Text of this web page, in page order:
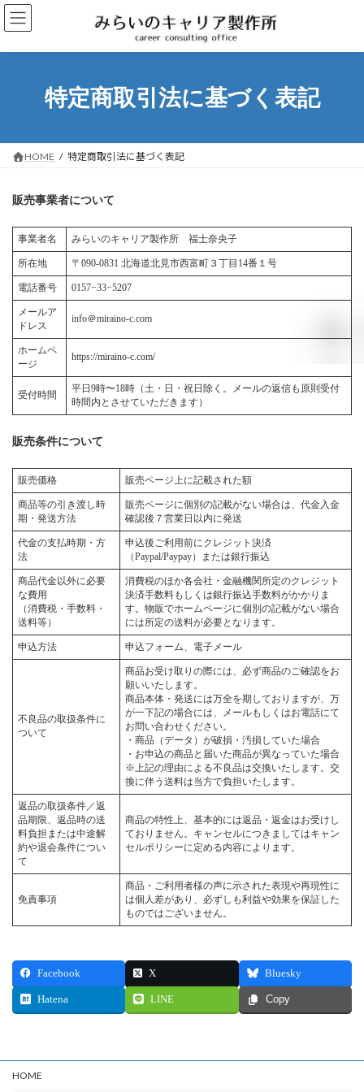
コ
ン
ン
ナ
ビ
ー
特定商取引法に基づく表記
HOME 特定商取引法に基づく表記
販売事業者について
事業者名 みらいのキャリア製作所 福士奈央子
所在地 〒090-0831 北海道北見市西富町３丁目14番１号
電話番号 0157−33−5207
メールア
ドレス
info＠miraino-c.com
ホームペ
ージ
https://miraino-c.com/
受付時間
平日9時〜18時（土・日・祝日除く。メールの返信も原則受付
時間内とさせていただきます）
販売条件について
販売価格 販売ページ上に記載された額
商品等の引き渡し時
期・発送方法
販売ページに個別の記載がない場合は、代金入金
確認後７営業日以内に発送
代金の支払時期・方
法
申込後ご利用前にクレジット決済
（Paypal/Paypay）または銀行振込
商品代金以外に必要
な費用
（消費税・手数料・
送料等）
消費税のほか各会社・金融機関所定のクレジット
決済手数料もしくは銀行振込手数料がかかりま
す。物販でホームページに個別の記載がない場合
には所定の送料が必要となります。
申込方法 申込フォーム、電子メール
不良品の取扱条件に
ついて
商品お受け取りの際には、必ず商品のご確認をお
願いいたします。
商品本体・発送には万全を期しておりますが、万
が一下記の場合には、メールもしくはお電話にて
お問い合わせください。
・商品（データ）が破損・汚損していた場合
・お申込の商品と届いた商品が異なっていた場合
※上記の理由による不良品は交換いたします。交
換に伴う送料は当方で負担いたします。
返品の取扱条件／返
品期限、返品時の送
料負担または中途解
約や退会条件につい
て
商品の特性上、基本的には返品・返金はお受けし
ておりません。キャンセルにつきましてはキャン
セルポリシーに定める内容によります。
免責事項
商品・ご利用者様の声に示された表現や再現性に
は個人差があり、必ずしも利益や効果を保証した
ものではございません。
Facebook X Bluesky
Hatena LINE Copy
HOME